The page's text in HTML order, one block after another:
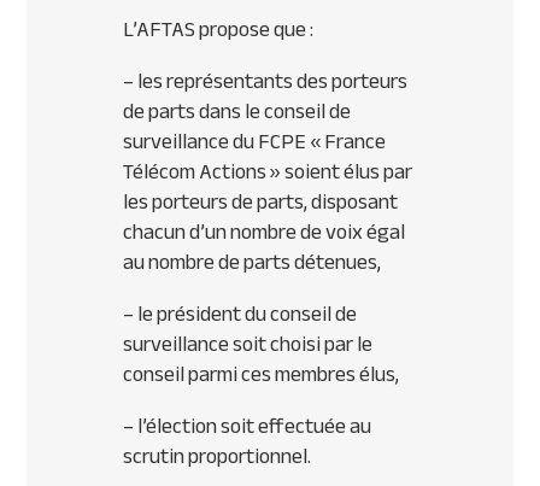
L’AFTASpropose que :
– les représentants des porteurs
de parts dans le conseil de
surveillance duFCPE« France
Télécom Actions » soient élus par
les porteurs de parts, disposant
chacun d’un nombre de voix égal
au nombre de parts détenues,
– le président du conseil de
surveillance soit choisi par le
conseil parmi ces membres élus,
– l’élection soit effectuée au
scrutin proportionnel.